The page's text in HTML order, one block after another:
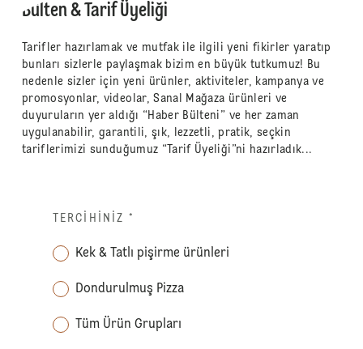
Bülten & Tarif Üyeliği
Tarifler hazırlamak ve mutfak ile ilgili yeni fikirler yaratıp
bunları sizlerle paylaşmak bizim en büyük tutkumuz! Bu
nedenle sizler için yeni ürünler, aktiviteler, kampanya ve
promosyonlar, videolar, Sanal Mağaza ürünleri ve
duyuruların yer aldığı “Haber Bülteni” ve her zaman
uygulanabilir, garantili, şık, lezzetli, pratik, seçkin
tariflerimizi sunduğumuz “Tarif Üyeliği”ni hazırladık...
TERCIHINIZ *
Kek & Tatlı pişirme ürünleri
Dondurulmuş Pizza
Tüm Ürün Grupları